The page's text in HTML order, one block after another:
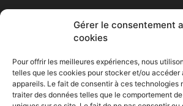
Gérer le consentement
cookies
Pour offrir les meilleures expériences, nous
telles que les cookies pour stocker et/ou accéder
appareils. Le fait de consentir à ces technologies
traiter des données telles que le comportement